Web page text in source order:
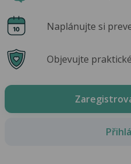
Naplánujte si
Objevujte